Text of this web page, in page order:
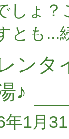
しょ
とも...
ンタ
♪
年1月